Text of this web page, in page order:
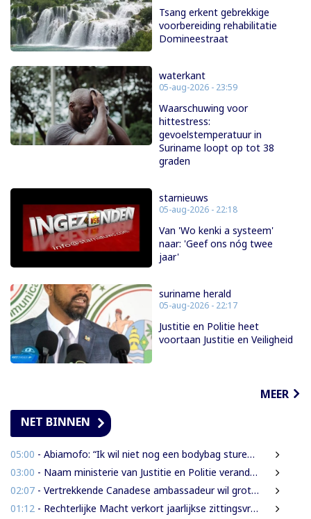
Tsang erkent gebrekkige
voorbereiding rehabilitatie
Domineestraat
waterkant
05-aug-2026 - 23:59
Waarschuwing voor
hittestress:
gevoelstemperatuur in
Suriname loopt op tot 38
graden
starnieuws
05-aug-2026 - 22:18
Van 'Wo kenki a systeem'
naar: 'Geef ons nóg twee
jaar'
suriname herald
05-aug-2026 - 22:17
Justitie en Politie heet
voortaan Justitie en Veiligheid
MEER
NET BINNEN
05:00 - Abiamofo: “Ik wil niet nog een bodybag sturen naar dat gebied”
03:00 - Naam ministerie van Justitie en Politie verandert naar Justitie en Veiligheid
02:07 - Vertrekkende Canadese ambassadeur wil grotere rol voor Canada in Suriname
01:12 - Rechterlijke Macht verkort jaarlijkse zittingsvrije periode naar één maand